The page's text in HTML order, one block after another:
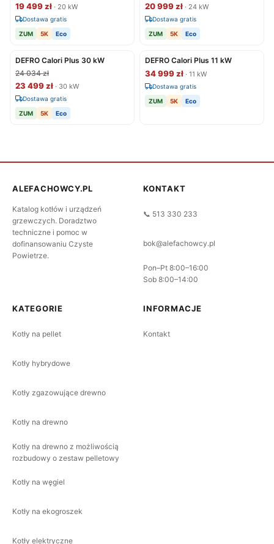
19 499 zł · 20 kW
Dostawa gratis
ZUM
5K Eco
20 999 zł · 24 kW
Dostawa gratis
ZUM
5K Eco
DEFRO Calori Plus 30 kW
24 034 zł
23 499 zł · 30 kW
Dostawa gratis
ZUM
5K Eco
DEFRO Calori Plus 11 kW
34 999 zł · 11 kW
Dostawa gratis
ZUM
5K Eco
ALEFACHOWCY.PL
Katalog kotłów i urządzeń
grzewczych. Doradztwo
techniczne i pomoc w
dofinansowaniu Czyste
Powietrze.
KONTAKT
📞 513 330 233
bok@alefachowcy.pl
Pon–Pt 8:00–16:00
Sob 8:00–14:00
KATEGORIE
Kotły na pellet
Kotły hybrydowe
Kotły zgazowujące drewno
Kotły na drewno
Kotły na drewno z możliwością
rozbudowy o zestaw pelletowy
Kotły na węgiel
Kotły na ekogroszek
Kotły elektryczne
INFORMACJE
Kontakt